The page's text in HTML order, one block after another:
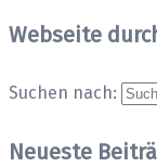
Webseite
Suchen nach:
Neueste